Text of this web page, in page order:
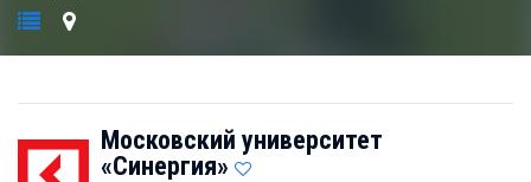
Московский университет
«Синергия»